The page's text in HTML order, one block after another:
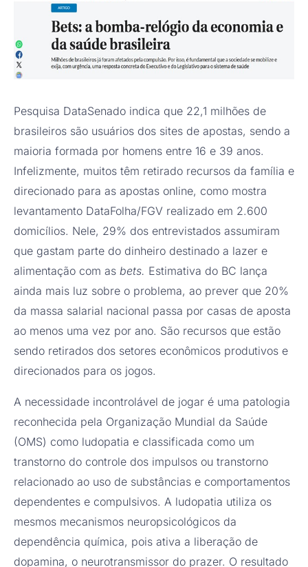
Pesquisa DataSenado indica que 22,1 milhões de
brasileiros são usuários dos sites de apostas, sendo a
maioria formada por homens entre 16 e 39 anos.
Infelizmente, muitos têm retirado recursos da família e
direcionado para as apostas online, como mostra
levantamento DataFolha/FGV realizado em 2.600
domicílios. Nele, 29% dos entrevistados assumiram
que gastam parte do dinheiro destinado a lazer e
alimentação com as bets. Estimativa do BC lança
ainda mais luz sobre o problema, ao prever que 20%
da massa salarial nacional passa por casas de aposta
ao menos uma vez por ano. São recursos que estão
sendo retirados dos setores econômicos produtivos e
direcionados para os jogos.
A necessidade incontrolável de jogar é uma patologia
reconhecida pela Organização Mundial da Saúde
(OMS) como ludopatia e classificada como um
transtorno do controle dos impulsos ou transtorno
relacionado ao uso de substâncias e comportamentos
dependentes e compulsivos. A ludopatia utiliza os
mesmos mecanismos neuropsicológicos da
dependência química, pois ativa a liberação de
dopamina, o neurotransmissor do prazer. O resultado